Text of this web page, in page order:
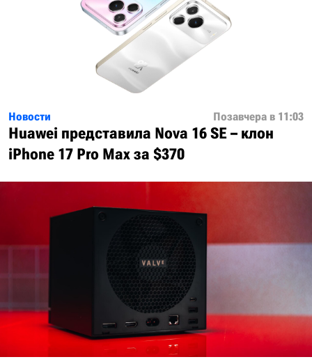
Новости Позавчера в 11:03
Huawei представила Nova 16 SE – клон
iPhone 17 Pro Max за $370